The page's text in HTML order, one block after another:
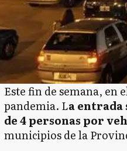
Este fin de semana, en
pandemia. La entrada
de 4 personas por
municipios de la